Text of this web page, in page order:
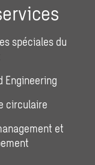
spéciales du
Engineering
circulaire
et